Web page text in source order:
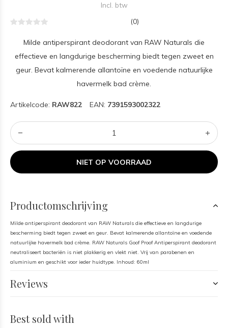
Incl. btw
(0)
Milde antiperspirant deodorant van RAW Naturals die
effectieve en langdurige bescherming biedt tegen zweet en
geur. Bevat kalmerende allantoïne en voedende natuurlijke
havermelk bad crème.
Artikelcode: RAW822 EAN: 7391593002322
NIET OP VOORRAAD
Productomschrijving
Milde antiperspirant deodorant van RAW Naturals die effectieve en langdurige
bescherming biedt tegen zweet en geur. Bevat kalmerende allantoïne en voedende
natuurlijke havermelk bad crème. RAW Naturals Goof Proof Antiperspirant deodorant
neutraliseert bacteriën is niet plakkerig en vlekt niet. Vrij van parabenen en
aluminium en geschikt voor ieder huidtype. Inhoud: 60ml
Reviews
Best sold with